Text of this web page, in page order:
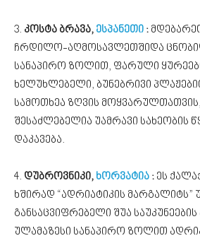
3. კოსტა ბრავა, ესპანეთი :
ჩრდილო-აღმოსავლეთშიდა
სანაპირო ზოლით, ფარული
ხელუხლებელი, ბუნებრივი
სამოთხეა ზღვის
შესაძლებელია უამრავი სახეობის
დაკავება.
4. დუბროვნიკი, ხორვატია : ეს
ხშირად “ადრიატიკის მარგალიტს”
განსაცვიფრებელი შუა
ულამაზესი სანაპირო ზოლით